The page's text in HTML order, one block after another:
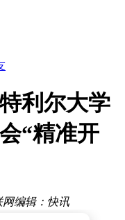
利尔大学
“精准开
网编辑：快讯